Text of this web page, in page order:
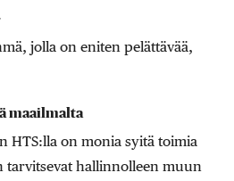
jolla on eniten pelättävää,
maailmalta
HTS:lla on monia syitä toimia
tarvitsevat hallinnolleen muun